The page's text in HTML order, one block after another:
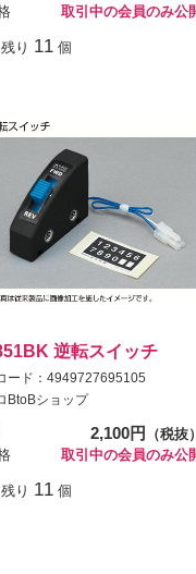
取引中の会員のみ公
り 11 個
逆転スイッチ
ード：4949727695105
BtoBショップ
2,100円
（税抜）
取引中の会員のみ公
り 11 個